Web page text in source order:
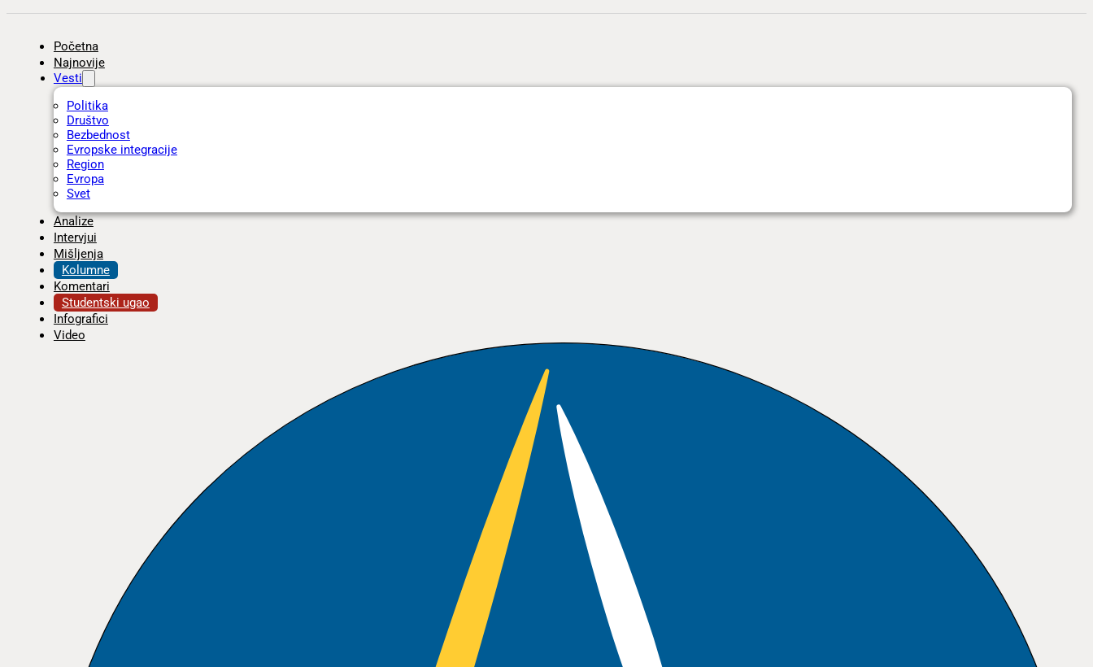
Početna
Najnovije
Vesti
Politika
Društvo
Bezbednost
Evropske integracije
Region
Evropa
Svet
Analize
Intervjui
Mišljenja
Kolumne
Komentari
Studentski ugao
Infografici
Video